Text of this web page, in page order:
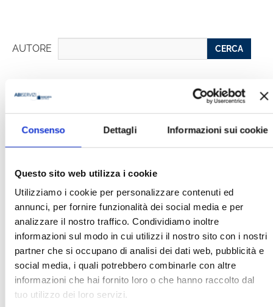
Consenso Dettagli Informazioni sui cookie
Questo sito web utilizza i cookie
Utilizziamo i cookie per personalizzare contenuti ed
annunci, per fornire funzionalità dei social media e per
analizzare il nostro traffico. Condividiamo inoltre
informazioni sul modo in cui utilizzi il nostro sito con i nostri
partner che si occupano di analisi dei dati web, pubblicità e
social media, i quali potrebbero combinarle con altre
informazioni che hai fornito loro o che hanno raccolto dal
tuo utilizzo dei loro servizi.
AUTORE CERCA
Franco Panfili
Ha pubblicato con noi
LA GESTIONE DEI RISCHI FINANZIARI